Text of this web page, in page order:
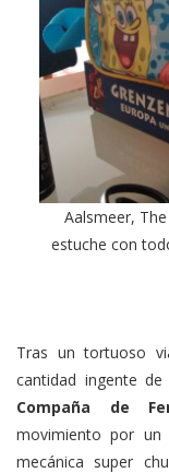
Aalsmeer,
estuche con
Tras un tortuoso
cantidad ingente
Compaña de
movimiento por
mecánica super